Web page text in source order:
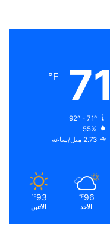
71
℉
92º - 71º
55%
2.73 ميل/ساعة
96
℉
الأحد
93
℉
الأثنين